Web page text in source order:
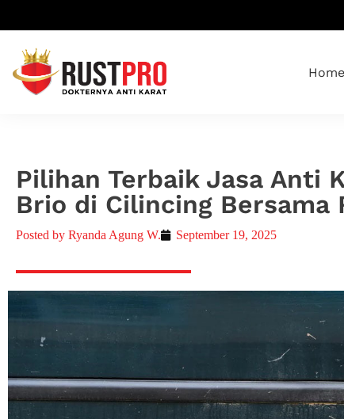
Home
Pilihan Terbaik Jasa Anti
Brio di Cilincing Bersama
Posted by Ryanda Agung W. September 19, 2025